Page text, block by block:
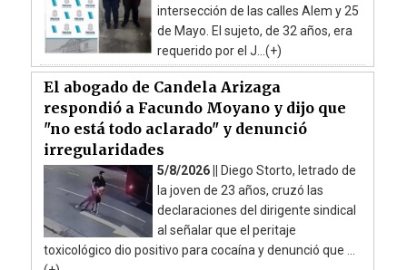
intersección de las calles Alem y 25
de Mayo. El sujeto, de 32 años, era
requerido por el J...(+)
El abogado de Candela Arizaga
respondió a Facundo Moyano y dijo que
"no está todo aclarado" y denunció
irregularidades
5/8/2026 ||
Diego Storto, letrado de
la joven de 23 años, cruzó las
declaraciones del dirigente sindical
al señalar que el peritaje
toxicológico dio positivo para cocaína y denunció que ...